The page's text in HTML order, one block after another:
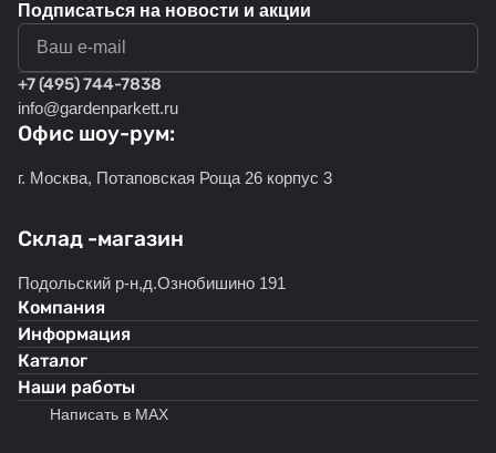
Подписаться на новости и акции
+7 (495) 744-7838
info@gardenparkett.ru
Офис шоу-рум:
г. Москва, Потаповская Роща 26 корпус 3
Склад -магазин
Подольский р-н,д.Ознобишино 191
Компания
Информация
Каталог
Наши работы
Написать в MAX